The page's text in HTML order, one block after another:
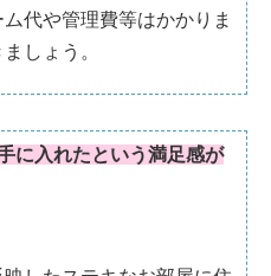
代や管理費等はかかりま
しょう。
に入れたという満足感が